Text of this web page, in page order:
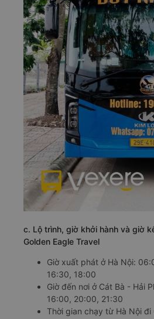
c. Lộ trình, giờ khởi hành và giờ
Golden Eagle Travel
Giờ xuất phát ở Hà Nội:
16:30, 18:00
Giờ đến nơi ở Cát Bà - Hải
16:00, 20:00, 21:30
Thời gian chạy từ Hà Nội đi